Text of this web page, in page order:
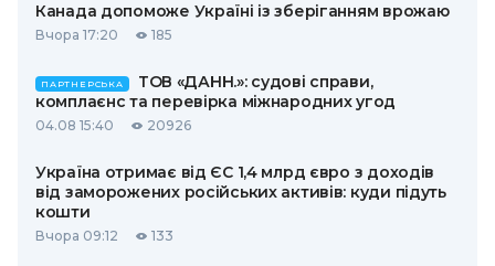
Канада допоможе Україні із зберіганням врожаю
Вчора 17:20 185
ПАРТНЕРСЬКА
ТОВ «ДАНН.»: судові справи,
комплаєнс та перевірка міжнародних угод
04.08 15:40 20926
Україна отримає від ЄС 1,4 млрд євро з доходів
від заморожених російських активів: куди підуть
кошти
Вчора 09:12 133